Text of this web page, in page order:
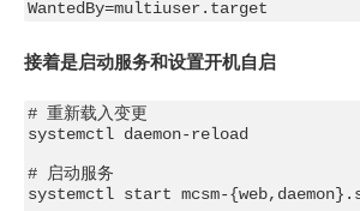
接着是启动服务和设置开机自启
# 重新载入变更
systemctl daemon-reload
# 启动服务
systemctl start mcsm-